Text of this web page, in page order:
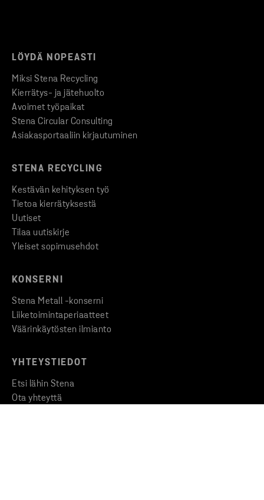
LÖYDÄ NOPEASTI
Miksi Stena Recycling
Kierrätys- ja jätehuolto
Avoimet työpaikat
Stena Circular Consulting
Asiakasportaaliin kirjautuminen
STENA RECYCLING
Kestävän kehityksen työ
Tietoa kierrätyksestä
Uutiset
Tilaa uutiskirje
Yleiset sopimusehdot
KONSERNI
Stena Metall -konserni
Liiketoimintaperiaatteet
Väärinkäytösten ilmianto
YHTEYSTIEDOT
Etsi lähin Stena
Ota yhteyttä